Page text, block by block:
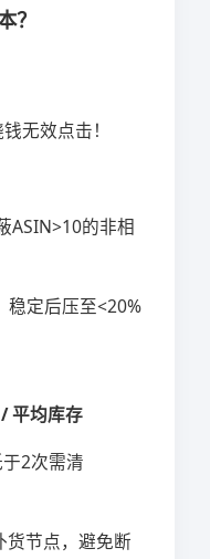
？
无效点击！
ASIN>10的非相
稳定后压至<20%
平均库存​
2次需清
货节点，避免断